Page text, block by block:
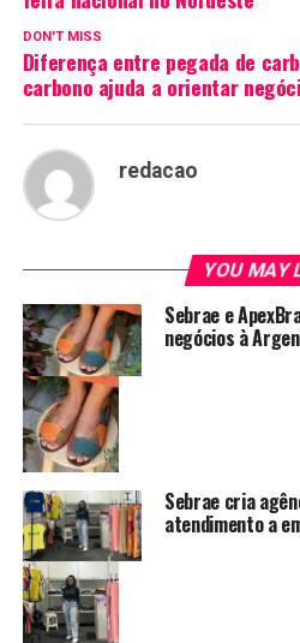
DON'T MISS
Diferença entre pegada de
carbono ajuda a orientar
redacao
YOU MAY
Sebrae e
negócios à
Sebrae cria
atendimento a